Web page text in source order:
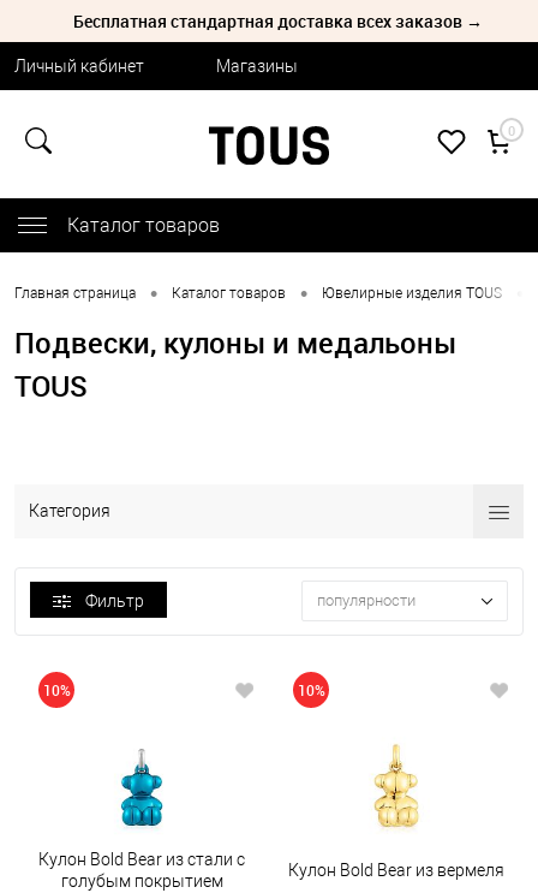
Бесплатная стандартная доставка всех заказов →
Личный кабинет Магазины
0
Каталог товаров
Главная страница • Каталог товаров • Ювелирные изделия TOUS
Подвески, кулоны и медальоны
TOUS
Категория
Фильтр популярности
10%
Кулон Bold Bear из стали с
голубым покрытием
10%
Кулон Bold Bear из вермеля